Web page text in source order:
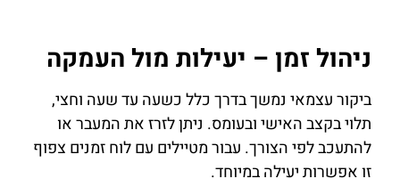
ניהול זמן – יעילות מול העמקה
ביקור עצמאי נמשך בדרך כלל כשעה עד שעה וחצי,
תלוי בקצב האישי ובעומס. ניתן לזרז את המעבר או
להתעכב לפי הצורך. עבור מטיילים עם לוח זמנים צפוף
זו אפשרות יעילה במיוחד.